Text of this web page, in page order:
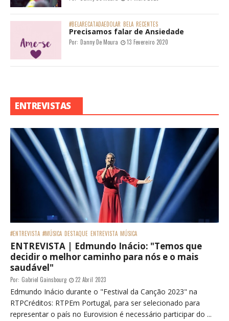
#BELARECATADAEDOLAR BELA RECENTES
Precisamos falar de Ansiedade
Por: Danny De Moura 13 Fevereiro 2020
ENTREVISTAS
#ENTREVISTA #MÚSICA DESTAQUE ENTREVISTA MÚSICA
ENTREVISTA | Edmundo Inácio: "Temos que
decidir o melhor caminho para nós e o mais
saudável"
Por: Gabriel Gainsbourg 22 Abril 2023
Edmundo Inácio durante o "Festival da Canção 2023" na
RTPCréditos: RTPEm Portugal, para ser selecionado para
representar o país no Eurovision é necessário participar do ...